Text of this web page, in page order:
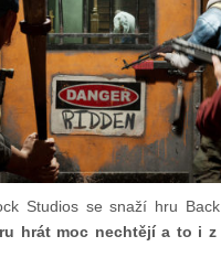
Studios se snaží hru
hrát moc nechtějí a to i